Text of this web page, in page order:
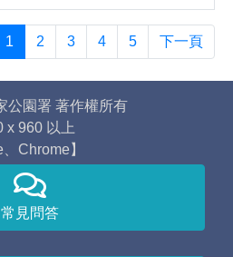
1 2 3 4 5 下一頁
公園署 著作權所有
x 960 以上
Chrome】
常見問答